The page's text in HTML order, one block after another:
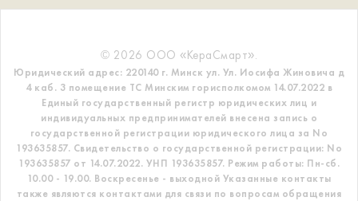
© 2026 ООО «КераСмарт».
Юридический адрес: 220140 г. Минск ул. Ул. Иосифа Жиновича д
4 каб. 3 помещение ТС Минским горисполкомом 14.07.2022 в
Единый государственный регистр юридических лиц и
индивидуальных предпринимателей внесена запись о
государственной регистрации юридического лица за No
193635857. Свидетельство о государственной регистрации: No
193635857 от 14.07.2022. УНП 193635857. Режим работы: Пн-сб.
10.00 - 19.00. Воскресенье - выходной Указанные контакты
также являются контактами для связи по вопросам обращения